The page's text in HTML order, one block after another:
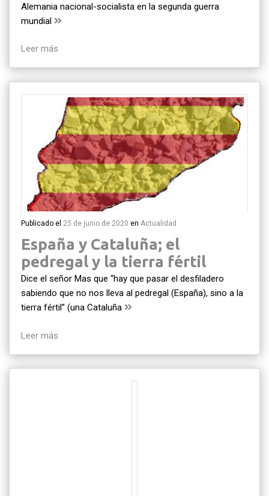
Alemania nacional-socialista en la segunda guerra
mundial
Leer más
Publicado el 25 de junio de 2020 en Actualidad
España y Cataluña; el
pedregal y la tierra fértil
Dice el señor Mas que “hay que pasar el desfiladero
sabiendo que no nos lleva al pedregal (España), sino a la
tierra fértil” (una Cataluña
Leer más